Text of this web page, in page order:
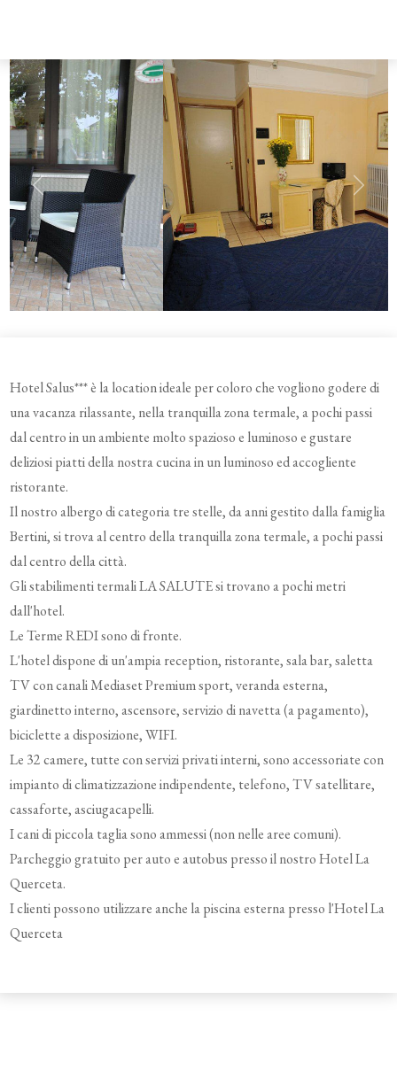
Previous Next
Hotel Salus*** è la location ideale per coloro che vogliono godere di
una vacanza rilassante, nella tranquilla zona termale, a pochi passi
dal centro in un ambiente molto spazioso e luminoso e gustare
deliziosi piatti della nostra cucina in un luminoso ed accogliente
ristorante.
Il nostro albergo di categoria tre stelle, da anni gestito dalla famiglia
Bertini, si trova al centro della tranquilla zona termale, a pochi passi
dal centro della città.
Gli stabilimenti termali LA SALUTE si trovano a pochi metri
dall'hotel.
Le Terme REDI sono di fronte.
L'hotel dispone di un'ampia reception, ristorante, sala bar, saletta
TV con canali Mediaset Premium sport, veranda esterna,
giardinetto interno, ascensore, servizio di navetta (a pagamento),
biciclette a disposizione, WIFI.
Le 32 camere, tutte con servizi privati interni, sono accessoriate con
impianto di climatizzazione indipendente, telefono, TV satellitare,
cassaforte, asciugacapelli.
I cani di piccola taglia sono ammessi (non nelle aree comuni).
Parcheggio gratuito per auto e autobus presso il nostro Hotel La
Querceta.
I clienti possono utilizzare anche la piscina esterna presso l'Hotel La
Querceta